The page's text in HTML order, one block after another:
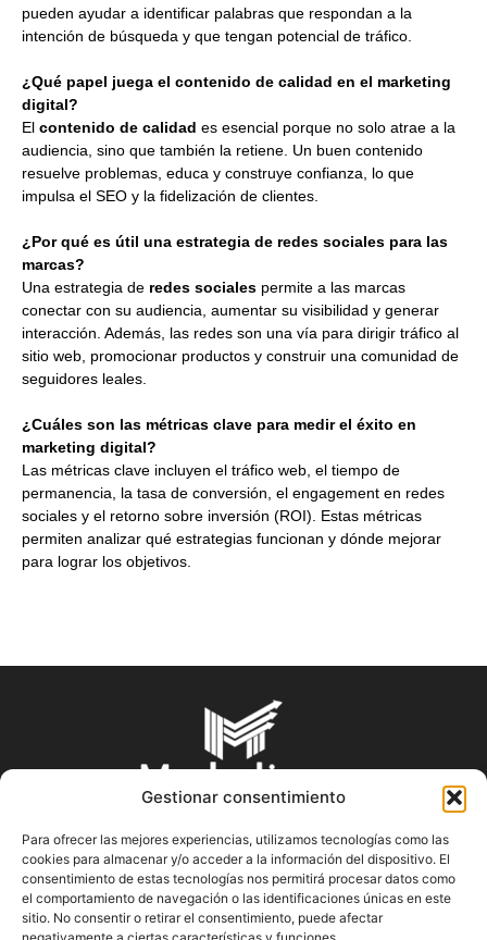
Gestionar consentimiento
Para ofrecer las mejores experiencias, utilizamos tecnologías como las
cookies para almacenar y/o acceder a la información del dispositivo. El
consentimiento de estas tecnologías nos permitirá procesar datos como
el comportamiento de navegación o las identificaciones únicas en este
sitio. No consentir o retirar el consentimiento, puede afectar
pueden ayudar a identificar palabras que respondan a la
intención de búsqueda y que tengan potencial de tráfico.
¿Qué papel juega el contenido de calidad en el marketing
digital?
El contenido de calidad es esencial porque no solo atrae a la
audiencia, sino que también la retiene. Un buen contenido
resuelve problemas, educa y construye confianza, lo que
impulsa el SEO y la fidelización de clientes.
¿Por qué es útil una estrategia de redes sociales para las
marcas?
Una estrategia de redes sociales permite a las marcas
conectar con su audiencia, aumentar su visibilidad y generar
interacción. Además, las redes son una vía para dirigir tráfico al
sitio web, promocionar productos y construir una comunidad de
seguidores leales.
¿Cuáles son las métricas clave para medir el éxito en
marketing digital?
Las métricas clave incluyen el tráfico web, el tiempo de
permanencia, la tasa de conversión, el engagement en redes
sociales y el retorno sobre inversión (ROI). Estas métricas
permiten analizar qué estrategias funcionan y dónde mejorar
para lograr los objetivos.
SOBRE NOSOTROS
En Marketin.es encontrarás la más actualizada y veraz